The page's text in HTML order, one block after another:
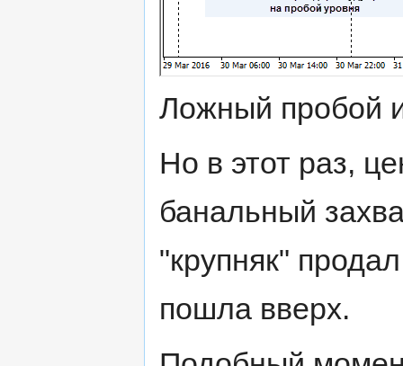
Ложный пробой
Но в этот раз,
банальный
"крупняк"
пошла вверх.